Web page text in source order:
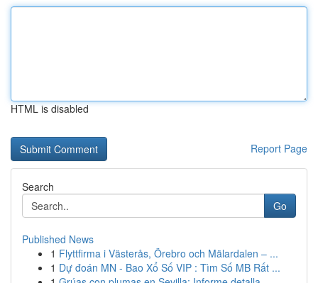
HTML is disabled
Report Page
Search
Go
Published News
1 Flyttfirma i Västerås, Örebro och Mälardalen – ...
1 Dự đoán MN - Bao Xổ Số VIP : Tìm Số MB Rất ...